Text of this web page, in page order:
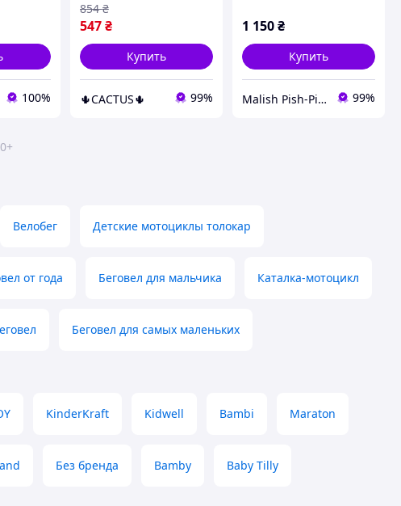
100%
547 ₴
854 ₴
Купить
🌵CACTUS🌵 99%
1 150₴
Купить
Malish Pish-Pish 99%
Велобег Детские мотоциклы толокар
от года Беговел для мальчика Каталка-мотоцикл
Беговел для самых маленьких
KinderKraft Kidwell Bambi Maraton
Без бренда Bamby Baby Tilly